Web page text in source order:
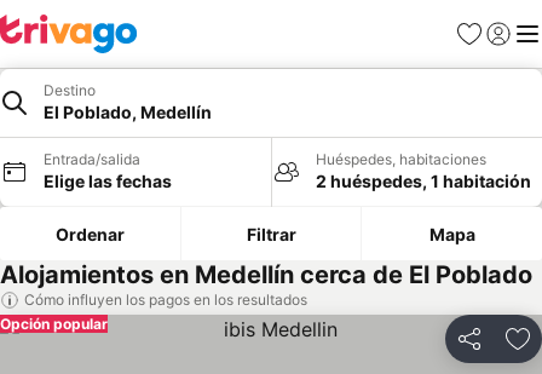
Favoritos
Iniciar
Destino
El Poblado, Medellín
Entrada/salida
Elige las fechas
Huéspedes, habitaciones
2 huéspedes, 1 habitación
Ordenar Filtrar Mapa
Alojamientos en Medellín cerca de El Poblado
Cómo influyen los pagos en los resultados
Compartir
Opción popular